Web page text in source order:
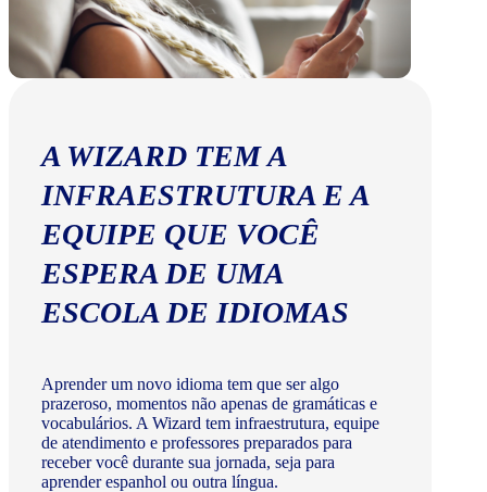
A WIZARD TEM A
INFRAESTRUTURA E A
EQUIPE QUE VOCÊ
ESPERA DE UMA
ESCOLA DE IDIOMAS
Aprender um novo idioma tem que ser algo
prazeroso, momentos não apenas de gramáticas e
vocabulários. A Wizard tem infraestrutura, equipe
de atendimento e professores preparados para
receber você durante sua jornada, seja para
aprender espanhol ou outra língua.